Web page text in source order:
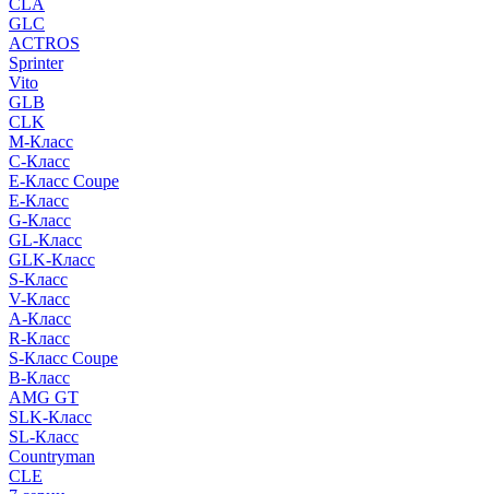
CLA
GLC
ACTROS
Sprinter
Vito
GLB
CLK
M-Класс
C-Класс
E-Класс Coupe
E-Класс
G-Класс
GL-Класс
GLK-Класс
S-Класс
V-Класс
A-Класс
R-Класс
S-Класс Сoupe
B-Класс
AMG GT
SLK-Класс
SL-Класс
Countryman
CLE